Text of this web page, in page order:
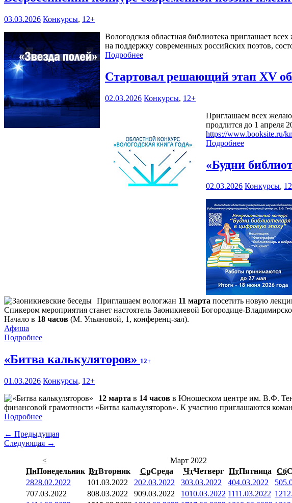
03.03.2026 Конкурсы, 12+
Вологодская областная библиотека приглашает
на поддержку современных российских поэтов,
Подробнее
Стартовал решающий этап XV
02.03.2026 Конкурсы, 12+
Приглашаем всех
продлится до 1 апреля
https://www.booksite.ru/
Подробнее
«Будни
02.03.2026 Конкурсы,
Приглашаем вологжан 11 марта посетить новую
Спикером мероприятия станет настоятель Заоникиевой Богородице-
Начало в 18 часов (М. Ульяновой, 1, конференц-зал).
Афиша
Подробнее
«Битва калькуляторов» 12+
01.03.2026 Конкурсы, 12+
12 марта в 14 часов в Юношеском центре им. В.Ф.
финансовой грамотности «Битва калькуляторов». К участию приглашаются
Подробнее
← Предыдущая
Следующая →
<
Март 2022
ПнПонедельник ВтВторник СрСреда ЧтЧетверг ПтПятница Сб
2828.02.2022 101.03.2022 202.03.2022 303.03.2022 404.03.2022 5
707.03.2022 808.03.2022 909.03.2022 1010.03.2022 1111.03.2022 12